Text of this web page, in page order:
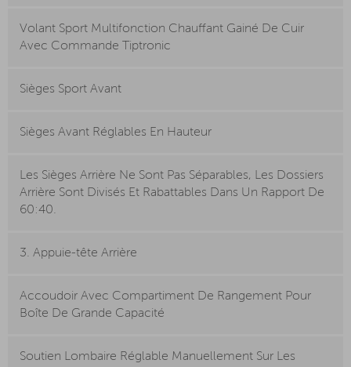
Volant Sport Multifonction Chauffant Gainé De Cuir
Avec Commande Tiptronic
Sièges Sport Avant
Sièges Avant Réglables En Hauteur
Les Sièges Arrière Ne Sont Pas Séparables, Les Dossiers
Arrière Sont Divisés Et Rabattables Dans Un Rapport De
60:40.
3. Appuie-tête Arrière
Accoudoir Avec Compartiment De Rangement Pour
Boîte De Grande Capacité
Soutien Lombaire Réglable Manuellement Sur Les